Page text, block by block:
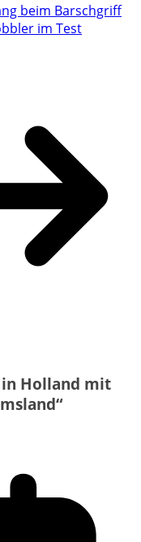
beim Barschgriff
im Test
Holland mit
“